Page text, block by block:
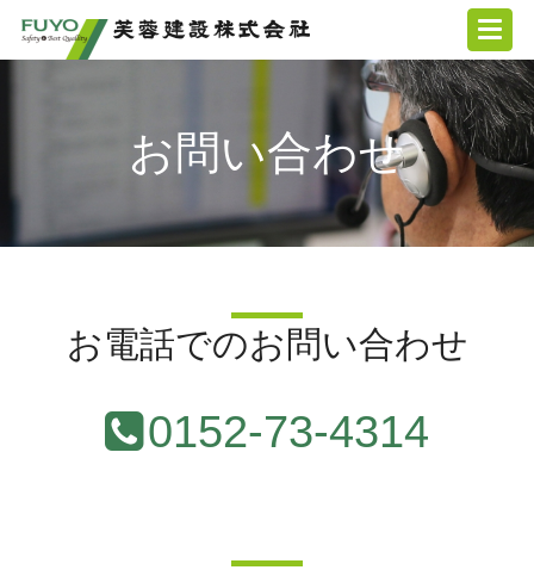
お問い合わせ
お電話でのお問い合わせ
0152-73-4314